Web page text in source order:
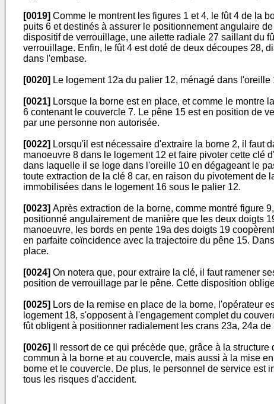
[0019] Comme le montrent les figures 1 et 4, le fût 4 de la
puits 6 et destinés à assurer le positionnement angulaire
dispositif de verrouillage, une ailette radiale 27 saillant du
verrouillage. Enfin, le fût 4 est doté de deux découpes 28,
dans l'embase.
[0020] Le logement 12a du palier 12, ménagé dans
[0021] Lorsque la borne est en place, et comme le montre
6 contenant le couvercle 7. Le pêne 15 est en position de
par une personne non autorisée.
[0022] Lorsqu'il est nécessaire d'extraire la borne 2, il faut
manoeuvre 8 dans le logement 12 et faire pivoter cette clé
dans laquelle il se loge dans l'oreille 10 en dégageant le
toute extraction de la clé 8 car, en raison du pivotement
immobilisées dans le logement 16 sous le palier 12.
[0023] Après extraction de la borne, comme montré figure
positionné angulairement de manière que les deux doigts
manoeuvre, les bords en pente 19a des doigts 19
en parfaite coïncidence avec la trajectoire du pêne 15.
place.
[0024] On notera que, pour extraire la clé, il faut ramener
position de verrouillage par le pêne. Cette disposition
[0025] Lors de la remise en place de la borne, l'opérateur
logement 18, s'opposent à l'engagement complet du
fût obligent à positionner radialement les crans 23a, 24a
[0026]
Il ressort de ce qui précède que, grâce à la
commun à la borne et au couvercle, mais aussi à la mise
borne et le couvercle. De plus, le personnel de service est
tous les risques d'accident.